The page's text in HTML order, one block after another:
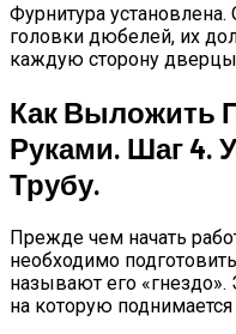
Фурнитура
головки дюбелей, их
каждую сторону
Как Выложить
Руками. Шаг 4.
Трубу.
Прежде чем начать
необходимо
называют его «гнездо».
на которую поднимается